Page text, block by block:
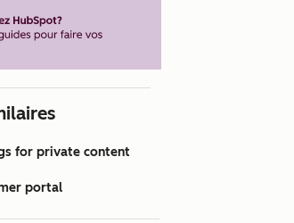
for private content
portal